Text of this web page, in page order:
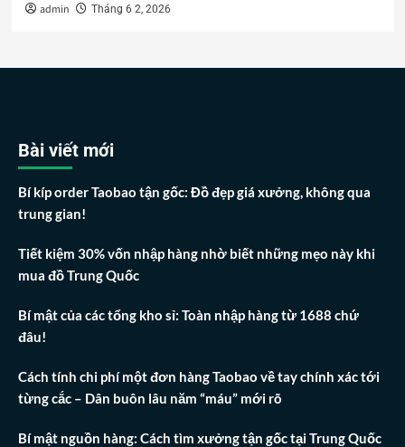
admin Tháng 6 2, 2026
Bài viết mới
Bí kíp order Taobao tận gốc: Đồ đẹp giá xưởng, không qua
trung gian!
Tiết kiệm 30% vốn nhập hàng nhờ biết những mẹo này khi
mua đồ Trung Quốc
Bí mật của các tổng kho sỉ: Toàn nhập hàng từ 1688 chứ
đâu!
Cách tính chi phí một đơn hàng Taobao về tay chính xác tới
từng cắc – Dân buôn lâu năm “máu” mới rõ
Bí mật nguồn hàng: Cách tìm xưởng tận gốc tại Trung Quốc